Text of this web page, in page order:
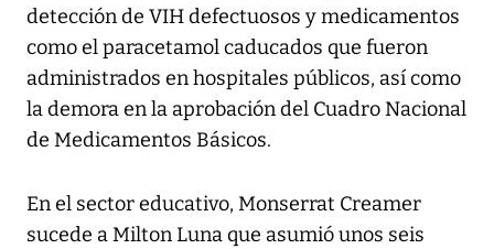
detección de VIH defectuosos y medicamentos
como el paracetamol caducados que fueron
administrados en hospitales públicos, así como
la demora en la aprobación del Cuadro Nacional
de Medicamentos Básicos.
En el sector educativo, Monserrat Creamer
sucede a Milton Luna que asumió unos seis